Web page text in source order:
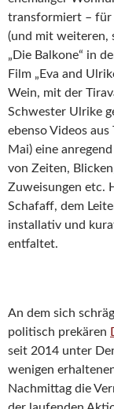
transformiert – für
(und mit weiteren,
„Die Balkone“ in
Film „Eva and
Wein, mit der
Schwester Ulrike
ebenso Videos
Mai) eine
von Zeiten,
Zuweisungen etc.
Schafaff, dem
installativ und
entfaltet.
An dem sich
politisch prekären
seit 2014 unter
wenigen
Nachmittag die